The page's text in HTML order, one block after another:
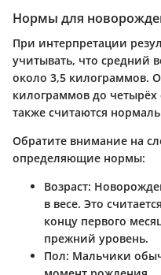
Нормы для
При интерпретации
учитывать, что средний
около 3,5 килограммов.
килограммов до
также считаются
Обратите внимание на
определяющие нормы:
Возраст:
в весе. Это
концу первого
прежний уровень.
Пол: Мальчики